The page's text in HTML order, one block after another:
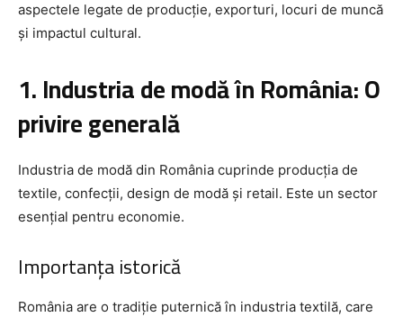
aspectele legate de producție, exporturi, locuri de muncă
și impactul cultural.
1. Industria de modă în România: O
privire generală
Industria de modă din România cuprinde producția de
textile, confecții, design de modă și retail. Este un sector
esențial pentru economie.
Importanța istorică
România are o tradiție puternică în industria textilă, care